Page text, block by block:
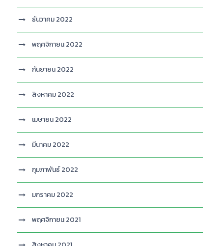
ธันวาคม 2022
พฤศจิกายน 2022
กันยายน 2022
สิงหาคม 2022
เมษายน 2022
มีนาคม 2022
กุมภาพันธ์ 2022
มกราคม 2022
พฤศจิกายน 2021